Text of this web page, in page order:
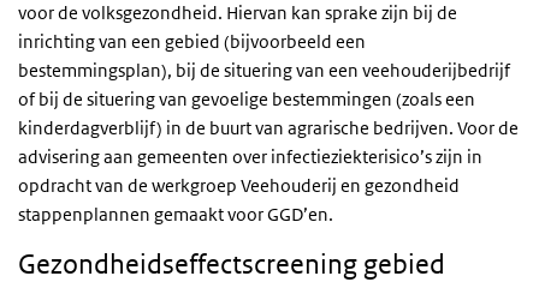
voor de volksgezondheid. Hiervan kan sprake zijn bij de
inrichting van een gebied (bijvoorbeeld een
bestemmingsplan), bij de situering van een veehouderijbedrijf
of bij de situering van gevoelige bestemmingen (zoals een
kinderdagverblijf) in de buurt van agrarische bedrijven. Voor de
advisering aan gemeenten over infectieziekterisico’s zijn in
opdracht van de werkgroep Veehouderij en gezondheid
stappenplannen gemaakt voor GGD’en.
Gezondheidseffectscreening gebied